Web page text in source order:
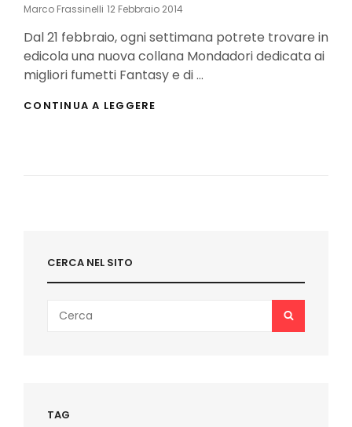
Marco Frassinelli Posted
12 Febbraio 2014
Dal 21 febbraio, ogni settimana potrete trovare in
edicola una nuova collana Mondadori dedicata ai
migliori fumetti Fantasy e di …
CONTINUA A LEGGERE
CERCA NEL SITO
for:
SEARCH
TAG